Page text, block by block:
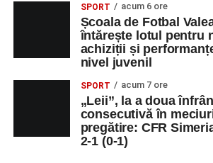
SPORT acum 6 ore
Școala de Fotbal
întărește lotul pentru
achiziții și
nivel juvenil
SPORT acum 7 ore
„Leii”, la a doua
consecutivă în
pregătire: CFR
2-1 (0-1)